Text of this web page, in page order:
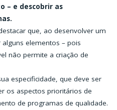
– e descobrir as
que, ao desenvolver um
elementos – pois
não permite a criação de
especificidade, que deve ser
os aspectos prioritários de
de programas de qualidade.